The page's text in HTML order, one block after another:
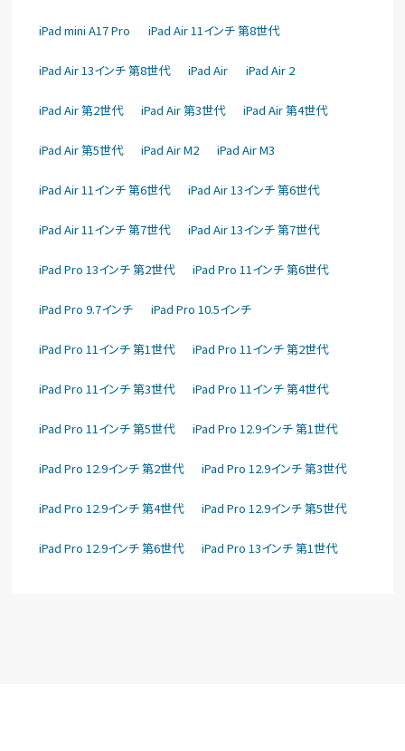
iPad mini A17 Pro iPad Air 11インチ 第8世代
iPad Air 13インチ 第8世代 iPad Air iPad Air 2
iPad Air 第2世代 iPad Air 第3世代 iPad Air 第4世代
iPad Air 第5世代 iPad Air M2 iPad Air M3
iPad Air 11インチ 第6世代 iPad Air 13インチ 第6世代
iPad Air 11インチ 第7世代 iPad Air 13インチ 第7世代
iPad Pro 13インチ 第2世代 iPad Pro 11インチ 第6世代
iPad Pro 9.7インチ iPad Pro 10.5インチ
iPad Pro 11インチ 第1世代 iPad Pro 11インチ 第2世代
iPad Pro 11インチ 第3世代 iPad Pro 11インチ 第4世代
iPad Pro 11インチ 第5世代 iPad Pro 12.9インチ 第1世代
iPad Pro 12.9インチ 第2世代 iPad Pro 12.9インチ 第3世代
iPad Pro 12.9インチ 第4世代 iPad Pro 12.9インチ 第5世代
iPad Pro 12.9インチ 第6世代 iPad Pro 13インチ 第1世代